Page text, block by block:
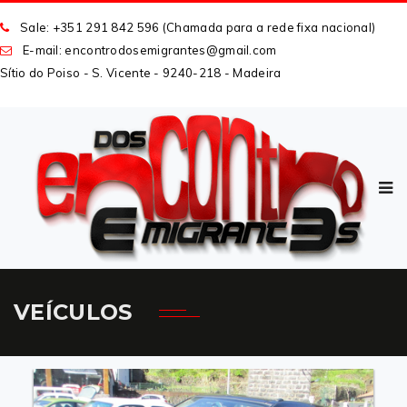
Sale: +351 291 842 596 (Chamada para a rede fixa nacional)
E-mail: encontrodosemigrantes@gmail com
Sítio do Poiso - S. Vicente - 9240-218 - Madeira
VEÍCULOS
CARREGAR MAIS